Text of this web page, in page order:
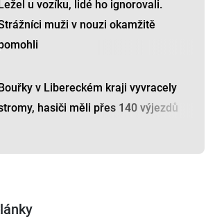
Ležel u vozíku, lidé ho ignorovali.
muži v nouzi okamžitě
Bouřky v Libereckém kraji vyvracely
hasiči měli přes 140 výjezdů